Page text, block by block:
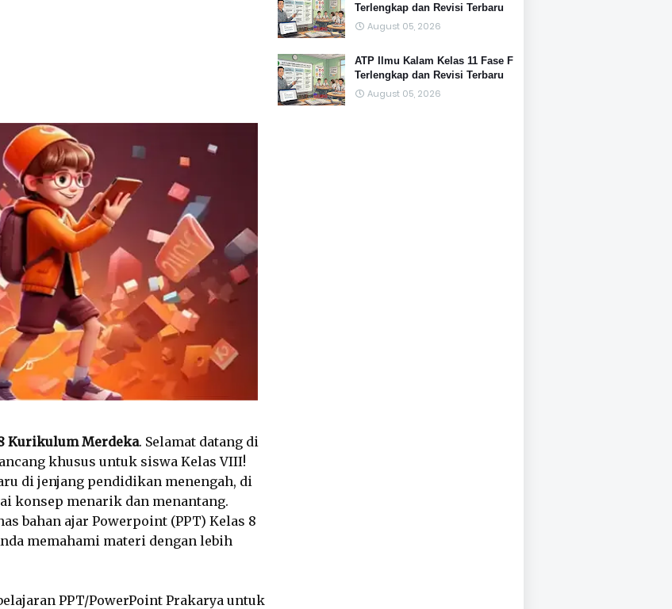
Kurikulum Merdeka. Selamat datang di
khusus untuk siswa Kelas VIII!
di jenjang pendidikan menengah, di
konsep menarik dan menantang.
bahan ajar Powerpoint (PPT) Kelas 8
memahami materi dengan lebih
PPT/PowerPoint Prakarya untuk
Terlengkap dan Revisi Terbaru
August 05, 2026
ATP Ilmu Kalam Kelas 11 Fase F
Terlengkap dan Revisi Terbaru
August 05, 2026